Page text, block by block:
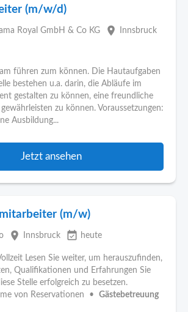
(m/w/d)
Royal GmbH & Co KG place Innsbruck
führen zum können. Die Hautaufgaben
bestehen u.a. darin, die Abläufe im
gestalten zu können, eine freundliche
gewährleisten zu können. Voraussetzungen:
Ausbildung...
Jetzt ansehen
(m/w)
place Innsbruck event_available heute
Lesen Sie weiter, um herauszufinden,
Qualifikationen und Erfahrungen Sie
Stelle erfolgreich zu besetzen.
von Reservationen • Gästebetreuung